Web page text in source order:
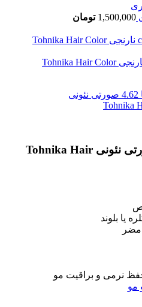
1,500,000 تومان
شامپو رنگ تونیکا crazy orange نارنجی Tohnika Hair Color
شامپو رنگ تونیکا 4.62 صورتی نئونی Tohnika Hair
یا بلوند
مضر
نرمی و براقیت مو
مو